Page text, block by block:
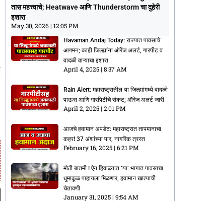
तास महत्त्वाचे; Heatwave आणि Thunderstorm चा दुहेरी
इशारा
May 30, 2026 12:05 PM
आणि Thunderstorm चा दुहेरी इशारा
Havaman Andaj Today: राज्यात पावसाचे
आगमन; काही जिल्ह्यांना ऑरेंज अलर्ट, गारपीट व
वादळी वाऱ्याचा इशारा
April 4, 2025 8:37 AM
Rain Alert: महाराष्ट्रातील या जिल्ह्यांमध्ये वादळी
पाऊस आणि गारपिटीचे संकट; ऑरेंज अलर्ट जारी
April 2, 2025 2:01 PM
आजचे हवामान अपडेट: महाराष्ट्रात तापमानाचा
कहर! 37 अंशांच्या पार, नागरिक त्रस्त
February 16, 2025 6:21 PM
मोठी बातमी ! ऐन हिवाळ्यात ‘या’ भागात पावसाचा
धुमाकूळ पाहायला मिळणार, हवामान खात्याची
चेतावणी
January 31, 2025 9:54 AM